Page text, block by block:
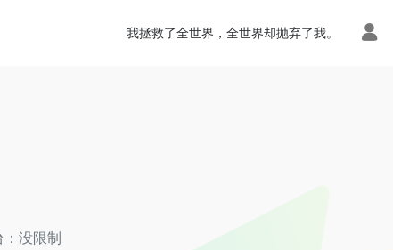
我拯救了全世界，全世界却抛弃了我。
：没限制